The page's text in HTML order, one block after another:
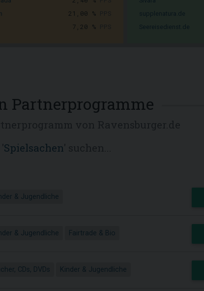
21,00 %
7,20 %
Partnerprogramme
Spielsachen' suchen...
& Jugendliche
& Jugendliche Fairtrade & Bio
CDs, DVDs Kinder & Jugendliche